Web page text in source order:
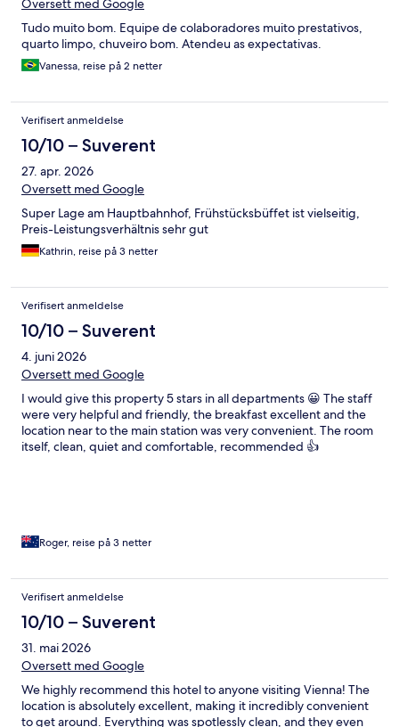
Oversett med Google
Tudo muito bom. Equipe de colaboradores muito prestativos,
quarto limpo, chuveiro bom. Atendeu as expectativas.
Vanessa, reise på 2 netter
Verifisert anmeldelse
10/10 – Suverent
27. apr. 2026
Oversett med Google
Super Lage am Hauptbahnhof, Frühstücksbüffet ist vielseitig,
Preis-Leistungsverhältnis sehr gut
Kathrin, reise på 3 netter
Verifisert anmeldelse
10/10 – Suverent
4. juni 2026
Oversett med Google
I would give this property 5 stars in all departments 😀 The staff
were very helpful and friendly, the breakfast excellent and the
location near to the main station was very convenient. The room
itself, clean, quiet and comfortable, recommended 👍
Roger, reise på 3 netter
Verifisert anmeldelse
10/10 – Suverent
31. mai 2026
Oversett med Google
We highly recommend this hotel to anyone visiting Vienna! The
location is absolutely excellent, making it incredibly convenient
to get around. Everything was spotlessly clean, and they even